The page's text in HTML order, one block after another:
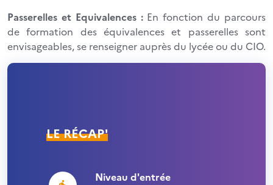
Passerelles et Equivalences :En fonction du parcours
de formation des équivalences et passerelles sont
envisageables, se renseigner auprès du lycée ou du CIO.
LE RÉCAP'
Niveau d'entrée